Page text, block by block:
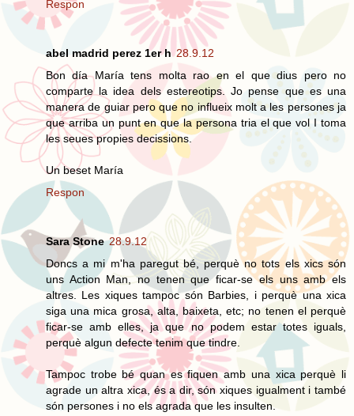
Respon
abel madrid perez 1er h 28.9.12
Bon día María tens molta rao en el que dius pero no
comparte la idea dels estereotips. Jo pense que es una
manera de guiar pero que no influeix molt a les persones ja
que arriba un punt en que la persona tria el que vol I toma
les seues propies decissions.
Un beset María
Respon
Sara Stone 28.9.12
Doncs a mi m'ha paregut bé, perquè no tots els xics són
uns Action Man, no tenen que ficar-se els uns amb els
altres. Les xiques tampoc són Barbies, i perquè una xica
siga una mica grosa, alta, baixeta, etc; no tenen el perquè
ficar-se amb elles, ja que no podem estar totes iguals,
perquè algun defecte tenim que tindre.
Tampoc trobe bé quan es fiquen amb una xica perquè li
agrade un altra xica, és a dir, són xiques igualment i també
són persones i no els agrada que les insulten.